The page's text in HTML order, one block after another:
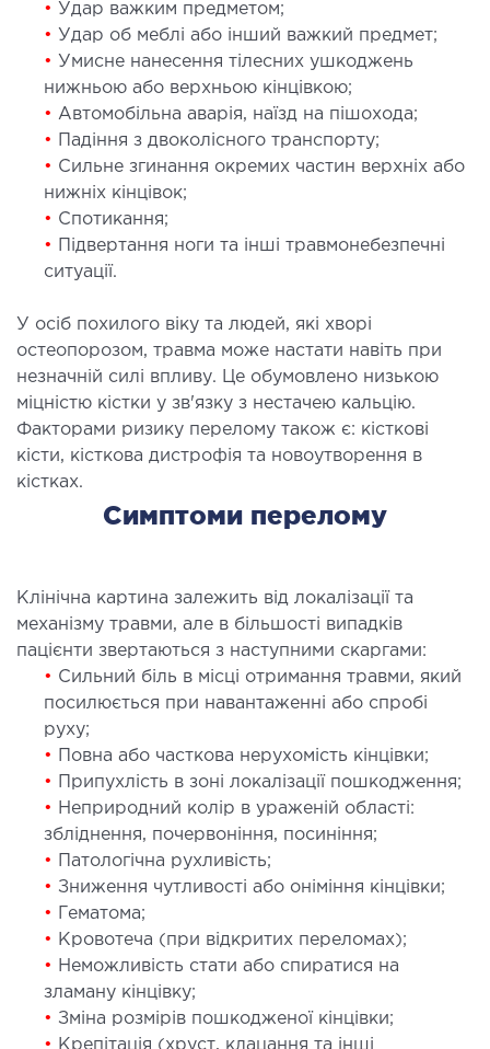
нейрохірургії
РЕАБІЛІТОЛОГІЯ
лікування
ХІРУРГІЯ
ТА ОРТОПЕДІЯ
опорно-рухового апарату
(травматологічний пункт)
оперативних втручань
ТА ЕКСТРАКЦІЙНА
і гемосорбція
• Удар важким предметом;
• Удар об меблі або інший важкий предмет;
• Умисне нанесення тілесних ушкоджень
нижньою або верхньою кінцівкою;
• Автомобільна аварія, наїзд на пішохода;
•
Падіння з двоколісного транспорту;
• Сильне згинання окремих частин верхніх або
нижніх кінцівок;
• Спотикання;
•
Підвертання ноги та інші травмонебезпечні
ситуації.
У осіб похилого віку та людей, які хворі
остеопорозом, травма може настати навіть при
незначній силі впливу. Це обумовлено низькою
міцністю кістки у зв'язку з нестачею кальцію.
Факторами ризику перелому також є: кісткові
кісти, кісткова дистрофія та новоутворення в
кістках.
Симптоми перелому
Клінічна картина залежить від локалізації та
механізму травми, але в більшості випадків
пацієнти звертаються з наступними скаргами:
• Сильний біль в місці отримання травми, який
посилюється при навантаженні або спробі
руху;
•
Повна або часткова нерухомість кінцівки;
•
Припухлість в зоні локалізації пошкодження;
• Неприродний колір в ураженій області:
збліднення, почервоніння, посиніння;
•
Патологічна рухливість;
• Зниження чутливості або оніміння кінцівки;
•
Гематома;
• Кровотеча (при відкритих переломах);
• Неможливість стати або спиратися на
зламану кінцівку;
• Зміна розмірів пошкодженої кінцівки;
• Крепітація (хруст, клацання та інші